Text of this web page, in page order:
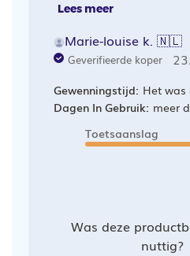
Lees meer
Marie-louise k. 🇳🇱
Geverifieerde koper
Gewenningstijd: Het was
Dagen In Gebruik: meer
Toetsaanslag
Was deze
nuttig?